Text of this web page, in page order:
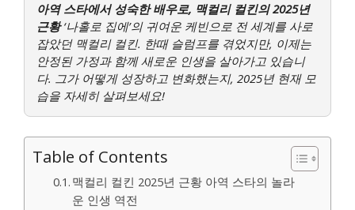
아역 스타에서 성숙한 배우로, 맥컬리 컬킨의 2025년
근황‘나홀로 집에’의 귀여운 케빈으로 전 세계를 사로
잡았던 맥컬리 컬킨. 한때 슬럼프를 겪었지만, 이제는
안정된 가정과 함께 새로운 인생을 살아가고 있습니
다. 그가 어떻게 성장하고 변화했는지, 2025년 현재 모
습을 자세히 살펴보세요!
Table of Contents
맥컬리 컬킨 2025년 근황 아역 스타의 놀라
운 인생 역전